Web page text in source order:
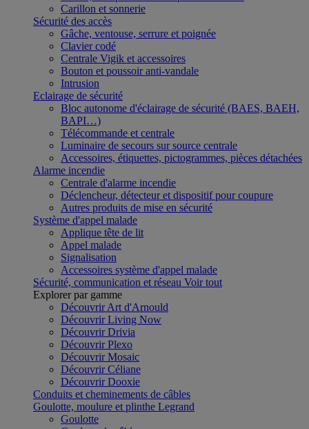
Carillon et sonnerie
Sécurité des accès
Gâche, ventouse, serrure et poignée
Clavier codé
Centrale Vigik et accessoires
Bouton et poussoir anti-vandale
Intrusion
Eclairage de sécurité
Bloc autonome d'éclairage de sécurité (BAES, BAEH,
BAPI…)
Télécommande et centrale
Luminaire de secours sur source centrale
Accessoires, étiquettes, pictogrammes, pièces détachées
Alarme incendie
Centrale d'alarme incendie
Déclencheur, détecteur et dispositif pour coupure
Autres produits de mise en sécurité
Système d'appel malade
Applique tête de lit
Appel malade
Signalisation
Accessoires système d'appel malade
Sécurité, communication et réseau Voir tout
Explorer par gamme
Découvrir Art d'Arnould
Découvrir Living Now
Découvrir Drivia
Découvrir Plexo
Découvrir Mosaic
Découvrir Céliane
Découvrir Dooxie
Conduits et cheminements de câbles
Goulotte, moulure et plinthe Legrand
Goulotte